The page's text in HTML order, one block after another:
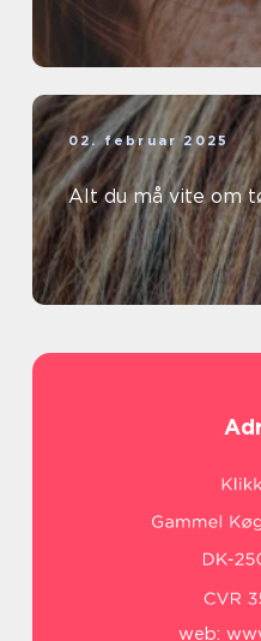
02. februar 2025
Alt du må vite om
web: